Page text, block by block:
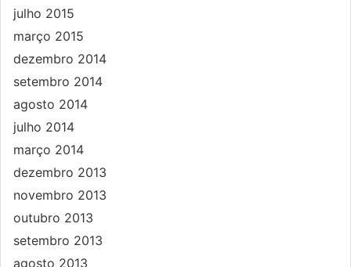
julho 2015
março 2015
dezembro 2014
setembro 2014
agosto 2014
julho 2014
março 2014
dezembro 2013
novembro 2013
outubro 2013
setembro 2013
agosto 2013